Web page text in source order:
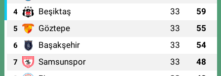
4 Beşiktaş 33 59
5 Göztepe 33 55
6 Başakşehir 33 54
7 Samsunspor 33 48